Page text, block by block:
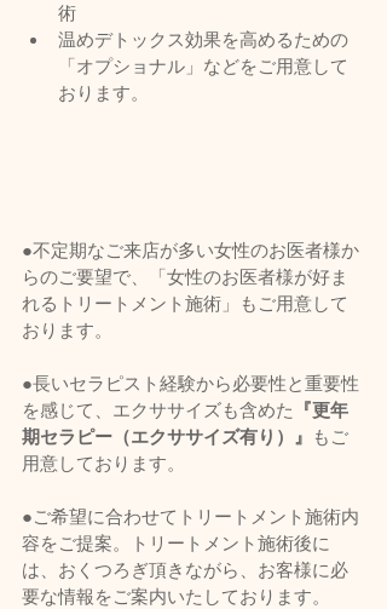
術
温めデトックス効果を高めるための
「オプショナル」などをご用意して
おります。
●不定期なご来店が多い女性のお医者様か
らのご要望で、「女性のお医者様が好ま
れるトリートメント施術」もご用意して
おります。
●長いセラピスト経験から必要性と重要性
を感じて、エクササイズも含めた
『更年
期セラピー（エクササイズ有り）』
もご
用意しております。
●ご希望に合わせてトリートメント施術内
容をご提案。トリートメント施術後に
は、おくつろぎ頂きながら、お客様に必
要な情報をご案内いたしております。